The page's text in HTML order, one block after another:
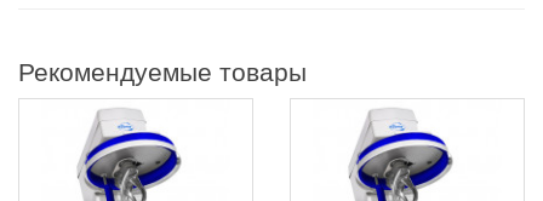
Рекомендуемые товары